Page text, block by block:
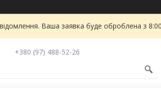
Ваша заявка буде оброблена з
+380 (97) 488-52-26